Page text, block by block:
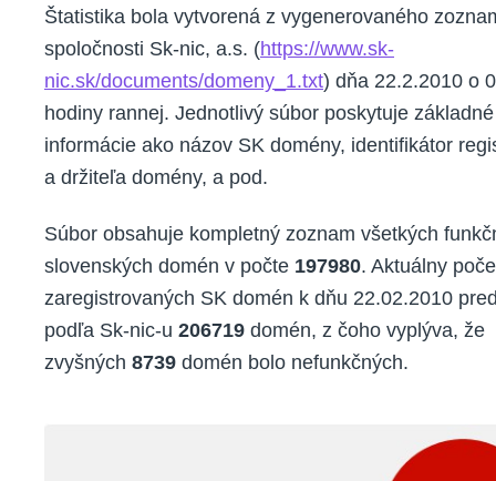
Štatistika bola vytvorená z vygenerovaného
spoločnosti Sk-nic, a.s. (https://www.sk-
nic.sk/documents/domeny_1.txt) dňa 22.2.2010 o
hodiny rannej. Jednotlivý súbor poskytuje základné
informácie ako názov SK domény, identifikátor
a držiteľa domény, a pod.
Súbor obsahuje kompletný zoznam všetkých
slovenských domén v počte 197980. Aktuálny
zaregistrovaných SK domén k dňu 22.02.2010
podľa Sk-nic-u 206719 domén, z čoho vyplýva, že
zvyšných 8739 domén bolo nefunkčných.